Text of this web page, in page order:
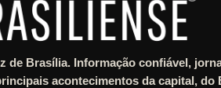
de Brasília. Informação confiável,
acontecimentos da capital, do